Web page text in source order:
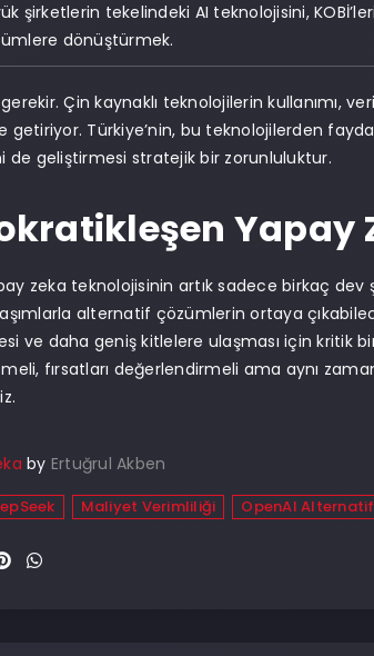
şirketlerin tekelindeki AI teknolojisini,
dönüştürmek.
Çin kaynaklı teknolojilerin kullanımı,
Türkiye’nin, bu teknolojilerden
de geliştirmesi stratejik bir zorunluluktur.
Yapay
zeka teknolojisinin artık sadece birkaç dev
alternatif çözümlerin ortaya
ve daha geniş kitlelere ulaşması için kritik
fırsatları değerlendirmeli ama aynı
by Ertuğrul Akben
Maliyet Verimliliği OpenAI